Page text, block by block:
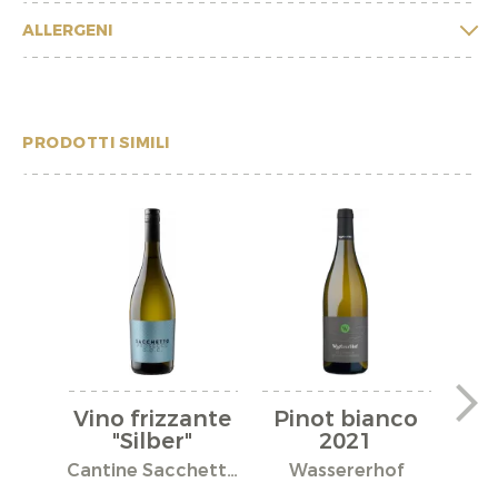
ALLERGENI
PRODOTTI SIMILI
Vino frizzante
"Silber"
Cantine Sacchetto S.r.l.
Pinot bianco
2021
Wassererhof